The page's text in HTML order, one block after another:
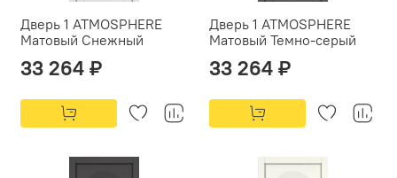
Дверь 1 ATMOSPHERE
Матовый Снежный
33 264 ₽
Дверь 1 ATMOSPHERE
Матовый Темно-серый
33 264 ₽